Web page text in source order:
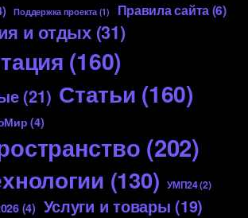
Поддержка проекта(1) Правила сайта(6)
и отдых(31)
(160)
(21) Статьи (160)
(4)
(202)
(130) УМП24(2)
(4) Услуги и товары (19)